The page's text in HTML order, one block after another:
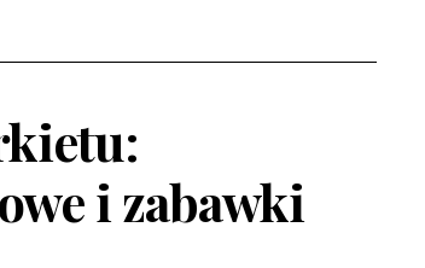
i zabawki